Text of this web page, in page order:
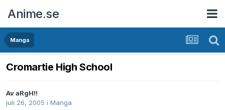
Anime.se
Manga
Cromartie High School
AvaRgH!!
juli 26, 2005 i Manga